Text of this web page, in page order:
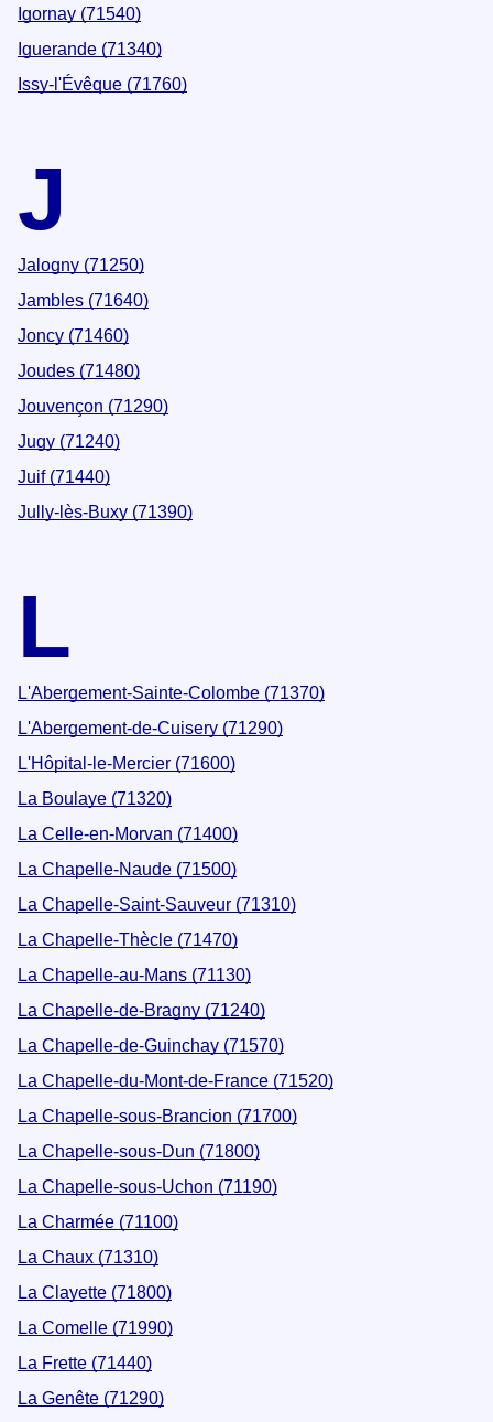
Igornay (71540)
Iguerande (71340)
Issy-l'Évêque (71760)
J
Jalogny (71250)
Jambles (71640)
Joncy (71460)
Joudes (71480)
Jouvençon (71290)
Jugy (71240)
Juif (71440)
Jully-lès-Buxy (71390)
L
L'Abergement-Sainte-Colombe (71370)
L'Abergement-de-Cuisery (71290)
L'Hôpital-le-Mercier (71600)
La Boulaye (71320)
La Celle-en-Morvan (71400)
La Chapelle-Naude (71500)
La Chapelle-Saint-Sauveur (71310)
La Chapelle-Thècle (71470)
La Chapelle-au-Mans (71130)
La Chapelle-de-Bragny (71240)
La Chapelle-de-Guinchay (71570)
La Chapelle-du-Mont-de-France (71520)
La Chapelle-sous-Brancion (71700)
La Chapelle-sous-Dun (71800)
La Chapelle-sous-Uchon (71190)
La Charmée (71100)
La Chaux (71310)
La Clayette (71800)
La Comelle (71990)
La Frette (71440)
La Genête (71290)